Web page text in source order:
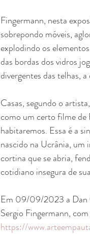
Fingermann, nesta
sobrepondo móveis,
explodindo os
das bordas dos vidros
divergentes das telhas,
Casas, segundo o
como um certo filme de
habitaremos. Essa é a
nascido na Ucrânia, um
cortina que se abria,
cotidiano insegura de
Em 09/09/2023 a Dan
Sergio Fingermann,
https://